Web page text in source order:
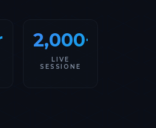
2,000+
LIVE
SESSIONE